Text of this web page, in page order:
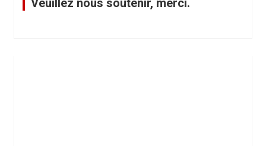
Veuillez nous soutenir, merci.